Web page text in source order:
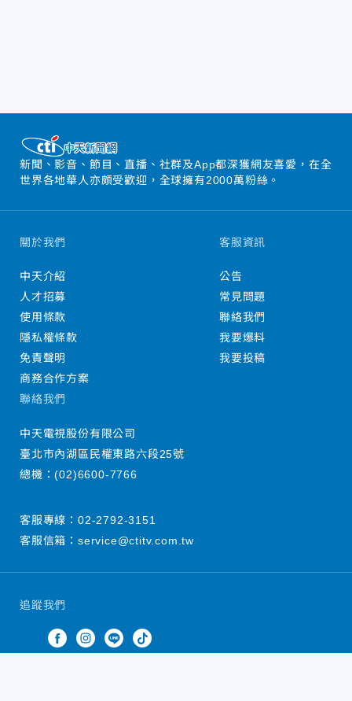
新聞、影音、節目、直播、社群及App都深獲網友喜愛，在全
世界各地華人亦頗受歡迎，全球擁有2000萬粉絲。
追蹤我們
關於我們
中天介紹
人才招募
使用條款
隱私權條款
免責聲明
商務合作方案
客服資訊
公告
常見問題
聯絡我們
我要爆料
我要投稿
聯絡我們
中天電視股份有限公司
臺北市內湖區民權東路六段25號
總機：(02)6600-7766
客服專線： 02-2792-3151
客服信箱： service@ctitv.com.tw